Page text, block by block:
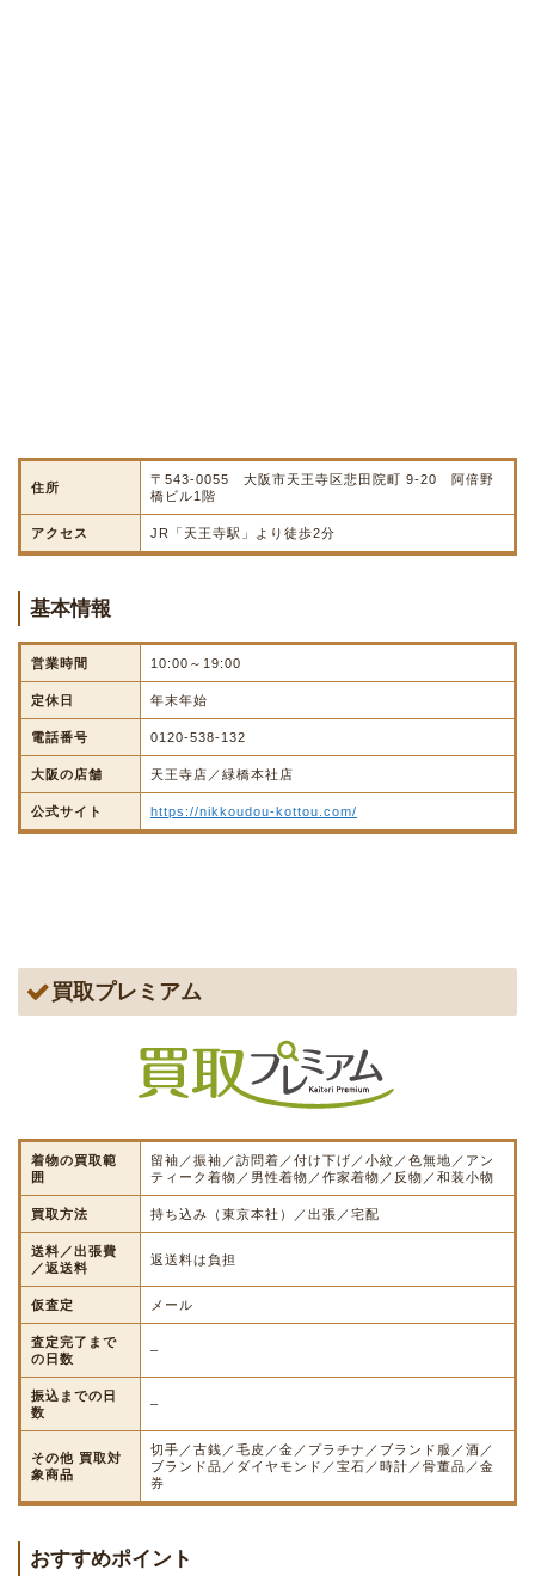
住所
〒543-0055 大阪市天王寺区悲田院町 9-20 阿倍野
橋ビル1階
アクセス JR「天王寺駅」より徒歩2分
基本情報
営業時間 10:00～19:00
定休日 年末年始
電話番号 0120-538-132
大阪の店舗 天王寺店／緑橋本社店
公式サイト https://nikkoudou-kottou.com/
買取プレミアム
着物の買取範
囲
留袖／振袖／訪問着／付け下げ／小紋／色無地／アン
ティーク着物／男性着物／作家着物／反物／和装小物
買取方法 持ち込み（東京本社）／出張／宅配
送料／出張費
／返送料
返送料は負担
仮査定 メール
査定完了まで
の日数
–
振込までの日
数
–
その他 買取対
象商品
切手／古銭／毛皮／金／プラチナ／ブランド服／酒／
ブランド品／ダイヤモンド／宝石／時計／骨董品／金
券
おすすめポイント